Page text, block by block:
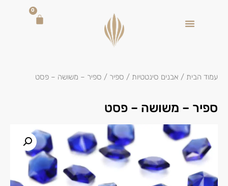
0
עמוד הבית / אבנים סינטטיות / ספיר / ספיר – משושה – פסט
ספיר – משושה – פסט